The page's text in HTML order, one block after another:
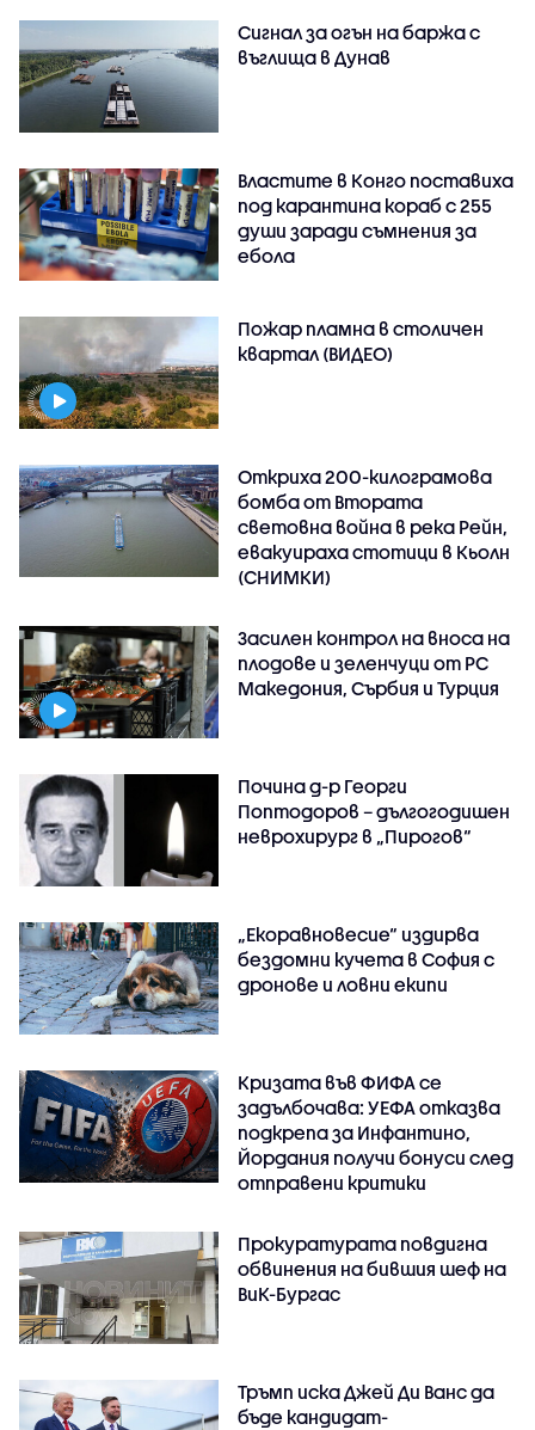
Сигнал за огън на баржа с
въглища в Дунав
Властите в Конго поставиха
под карантина кораб с 255
души заради съмнения за
ебола
Пожар пламна в столичен
квартал (ВИДЕО)
Откриха 200-килограмова
бомба от Втората
световна война в река Рейн,
евакуираха стотици в Кьолн
(СНИМКИ)
Засилен контрол на вноса на
плодове и зеленчуци от РС
Македония, Сърбия и Турция
Почина д-р Георги
Поптодоров – дългогодишен
неврохирург в „Пирогов“
„Екоравновесие“ издирва
бездомни кучета в София с
дронове и ловни екипи
Кризата във ФИФА се
задълбочава: УЕФА отказва
подкрепа за Инфантино,
Йордания получи бонуси след
отправени критики
Прокуратурата повдигна
обвинения на бившия шеф на
ВиК-Бургас
Тръмп иска Джей Ди Ванс да
бъде кандидат-